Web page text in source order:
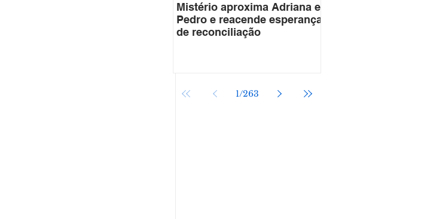
Mistério aproxima Adriana e
Pedro e reacende esperança
de reconciliação
1/263